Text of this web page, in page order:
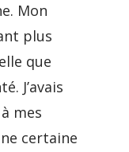
Mon
plus
que
J’avais
mes
certaine